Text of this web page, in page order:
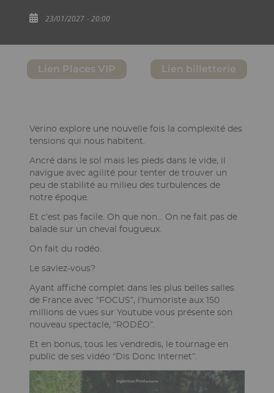
23/01/2027 - 20:00
Lien Places VIP Lien billetterie
StructureCkeditor
Verino explore une nouvelle fois la complexité des
tensions qui nous habitent.
Ancré dans le sol mais les pieds dans le vide, il
navigue avec agilité pour tenter de trouver un
peu de stabilité au milieu des turbulences de
notre époque.
Et c’est pas facile. Oh que non… On ne fait pas de
balade sur un cheval fougueux.
On fait du rodéo.
Le saviez-vous?
Ayant affiché complet dans les plus belles salles
de France avec “FOCUS”, l’humoriste aux 150
millions de vues sur Youtube vous présente son
nouveau spectacle, “RODÉO”.
Et en bonus, tous les vendredis, le tournage en
public de ses vidéo “Dis Donc Internet”.